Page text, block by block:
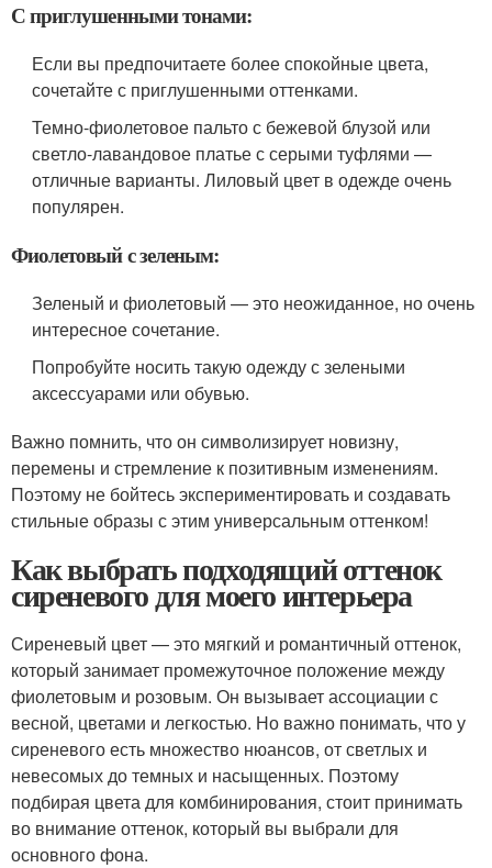
С приглушенными тонами:
Если вы предпочитаете более спокойные цвета,
сочетайте с приглушенными оттенками.
Темно-фиолетовое пальто с бежевой блузой или
светло-лавандовое платье с серыми туфлями —
отличные варианты. Лиловый цвет в одежде очень
популярен.
Фиолетовый с зеленым:
Зеленый и фиолетовый — это неожиданное, но очень
интересное сочетание.
Попробуйте носить такую одежду с зелеными
аксессуарами или обувью.
Важно помнить, что он символизирует новизну,
перемены и стремление к позитивным изменениям.
Поэтому не бойтесь экспериментировать и создавать
стильные образы с этим универсальным оттенком!
Как выбрать подходящий оттенок
сиреневого для моего интерьера
Сиреневый цвет — это мягкий и романтичный оттенок,
который занимает промежуточное положение между
фиолетовым и розовым. Он вызывает ассоциации с
весной, цветами и легкостью. Но важно понимать, что у
сиреневого есть множество нюансов, от светлых и
невесомых до темных и насыщенных. Поэтому
подбирая цвета для комбинирования, стоит принимать
во внимание оттенок, который вы выбрали для
основного фона.